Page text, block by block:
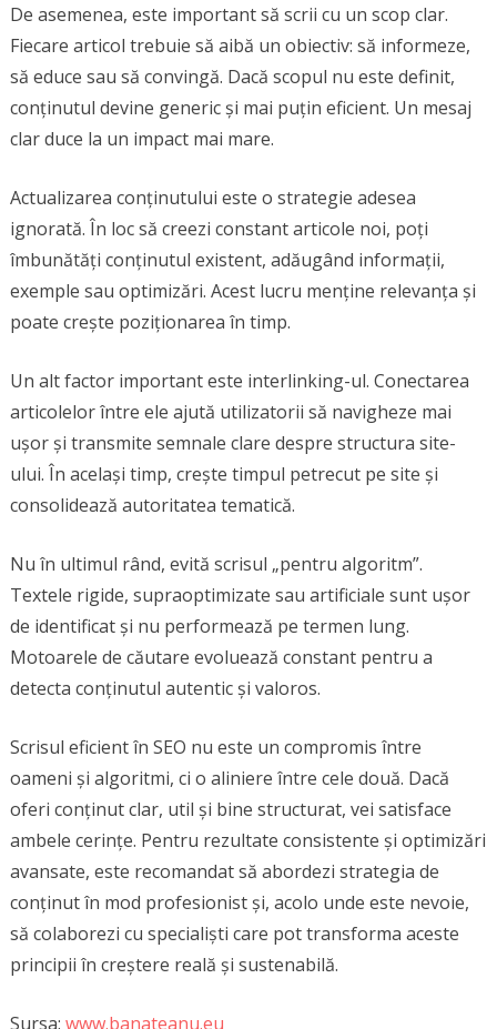
De asemenea, este important să scrii cu un scop clar.
Fiecare articol trebuie să aibă un obiectiv: să informeze,
să educe sau să convingă. Dacă scopul nu este definit,
conținutul devine generic și mai puțin eficient. Un mesaj
clar duce la un impact mai mare.
Actualizarea conținutului este o strategie adesea
ignorată. În loc să creezi constant articole noi, poți
îmbunătăți conținutul existent, adăugând informații,
exemple sau optimizări. Acest lucru menține relevanța și
poate crește poziționarea în timp.
Un alt factor important este interlinking-ul. Conectarea
articolelor între ele ajută utilizatorii să navigheze mai
ușor și transmite semnale clare despre structura site-
ului. În același timp, crește timpul petrecut pe site și
consolidează autoritatea tematică.
Nu în ultimul rând, evită scrisul „pentru algoritm”.
Textele rigide, supraoptimizate sau artificiale sunt ușor
de identificat și nu performează pe termen lung.
Motoarele de căutare evoluează constant pentru a
detecta conținutul autentic și valoros.
Scrisul eficient în SEO nu este un compromis între
oameni și algoritmi, ci o aliniere între cele două. Dacă
oferi conținut clar, util și bine structurat, vei satisface
ambele cerințe. Pentru rezultate consistente și optimizări
avansate, este recomandat să abordezi strategia de
conținut în mod profesionist și, acolo unde este nevoie,
să colaborezi cu specialiști care pot transforma aceste
principii în creștere reală și sustenabilă.
Sursa: www.banateanu.eu